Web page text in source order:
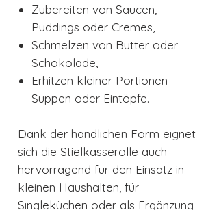
Zubereiten von Saucen,
Puddings oder Cremes,
Schmelzen von Butter oder
Schokolade,
Erhitzen kleiner Portionen
Suppen oder Eintöpfe.
Dank der handlichen Form eignet
sich die Stielkasserolle auch
hervorragend für den Einsatz in
kleinen Haushalten, für
Singleküchen oder als Ergänzung